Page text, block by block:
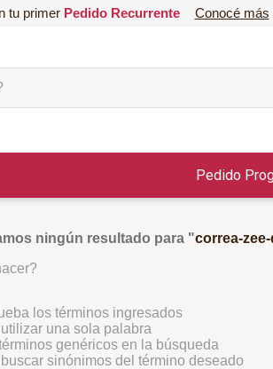
tu primer Pedido Recurrente Conocé más
Pedido
ningún resultado para "correa-
los términos ingresados
utilizar una sola palabra
genéricos en la búsqueda
buscar sinónimos del término deseado